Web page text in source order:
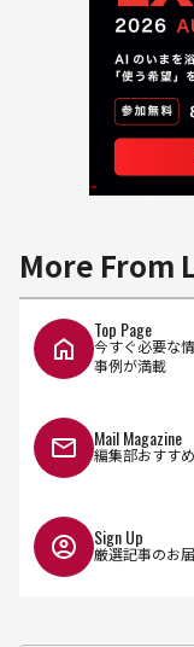
More From
Top Page
今すぐ必要な
事例が満載
Mail Magazine
編集部おすす
Sign Up
厳選記事のお